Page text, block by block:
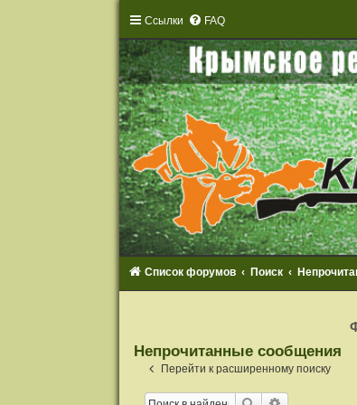
Ссылки FAQ
Список форумов Поиск
и
с
Непрочитанные сообщения
Перейти к расширенному поиску